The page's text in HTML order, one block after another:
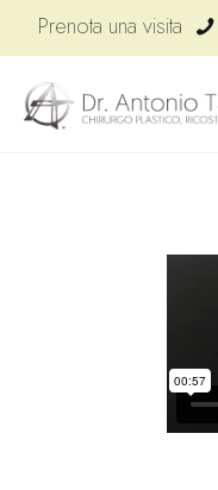
Prenota una visita